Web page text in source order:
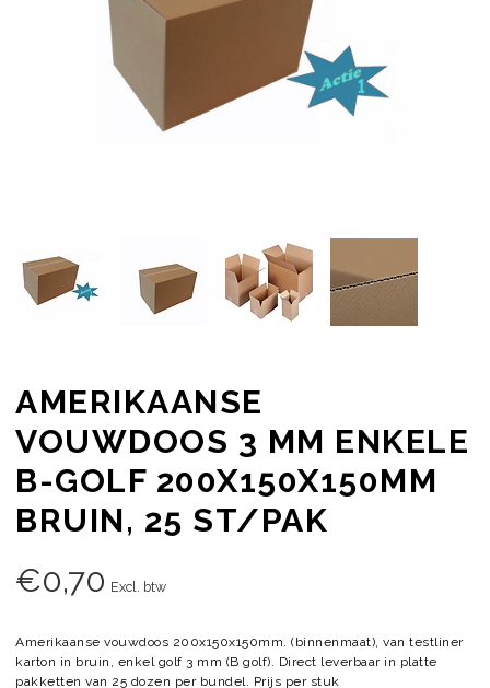
AMERIKAANSE
VOUWDOOS 3 MM ENKELE
B-GOLF 200X150X150MM
BRUIN, 25 ST/PAK
€0,70 Excl. btw
Amerikaanse vouwdoos 200x150x150mm. (binnenmaat), van testliner
karton in bruin, enkel golf 3 mm (B golf). Direct leverbaar in platte
pakketten van 25 dozen per bundel. Prijs per stuk